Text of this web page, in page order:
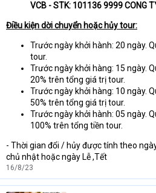
VCB - STK: 101136 9999 CONG
Điều kiện dời chuyển hoặc hủy tour:
Trước ngày khởi hành: 20 ngày.
tour.
Trước ngày khởi hàng: 15 ngày.
20% trên tổng giá trị tour.
Trước ngày khởi hàng: 10 ngày.
50% trên tổng giá trị tour.
Trước ngày khởi hành: 05 ngày.
100% trên tổng tiền tour.
- Thời gian đổi / hủy được tính theo
chủ nhật hoặc ngày Lễ ,Tết
16/8/23